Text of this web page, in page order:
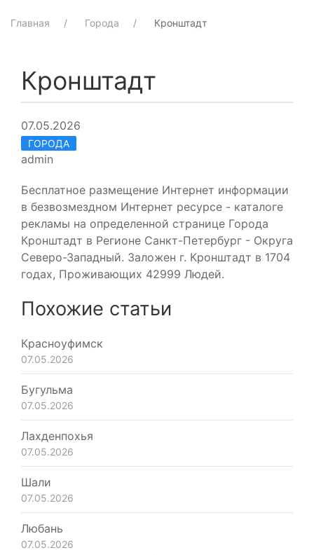
Главная Города Кронштадт
Кронштадт
07.05.2026
ГОРОДА
admin
Бесплатное размещение Интернет информации
в безвозмездном Интернет ресурсе - каталоге
рекламы на определенной странице Города
Кронштадт в Регионе Санкт-Петербург - Округа
Северо-Западный. Заложен г. Кронштадт в 1704
годах, Проживающих 42999 Людей.
Похожие статьи
Красноуфимск
07.05.2026
Бугульма
07.05.2026
Лахденпохья
07.05.2026
Шали
07.05.2026
Любань
07.05.2026